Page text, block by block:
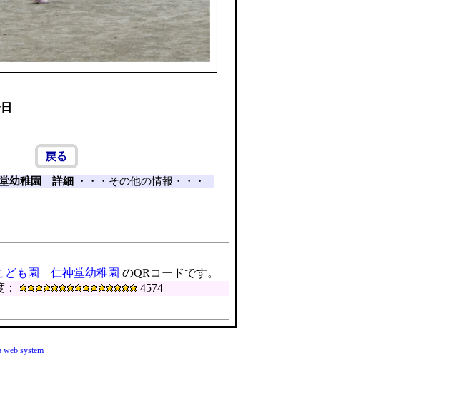
幼稚園 詳細 ・・・その他の情報・・・
ども園 仁神堂幼稚園 のQRコードです。
：
4574
web system